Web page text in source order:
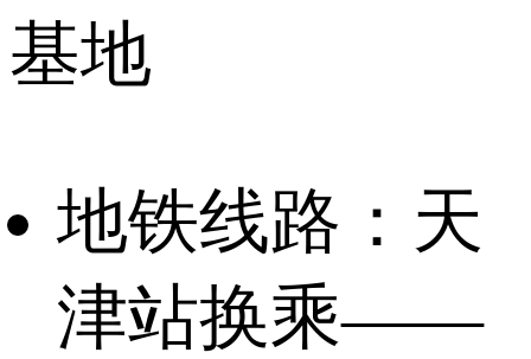
基地
地铁线路：天
津站换乘——